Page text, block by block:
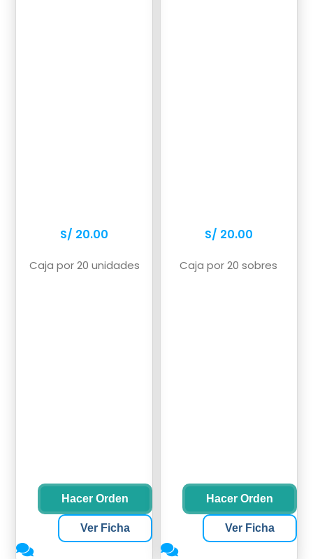
S/ 20.00
Hay existencias
Caja por 20 unidades
Hacer Orden
Ver Ficha
S/ 20.00
Hay existencias
Caja por 20 sobres
Hacer Orden
Ver Ficha